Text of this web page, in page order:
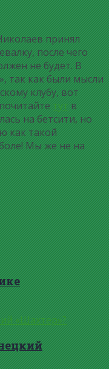
принял
после чего
не будет. В
так как были мысли
клубу, вот
тутв
на бетсити, но
как такой
Мы же не на